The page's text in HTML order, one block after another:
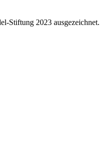
Stiftung 2023 ausgezeichnet.